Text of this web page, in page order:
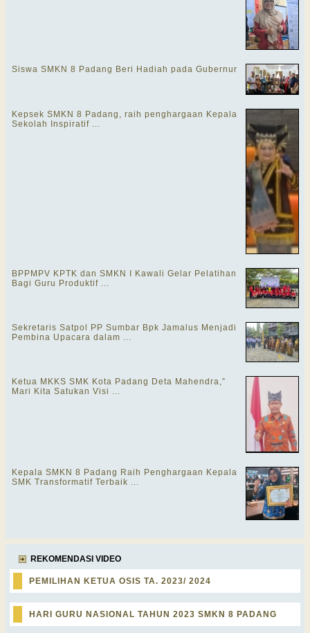
Siswa SMKN 8 Padang Beri Hadiah pada Gubernur
Kepsek SMKN 8 Padang, raih penghargaan Kepala
Sekolah Inspiratif ...
BPPMPV KPTK dan SMKN I Kawali Gelar Pelatihan
Bagi Guru Produktif ...
Sekretaris Satpol PP Sumbar Bpk Jamalus Menjadi
Pembina Upacara dalam ...
Ketua MKKS SMK Kota Padang Deta Mahendra,”
Mari Kita Satukan Visi ...
Kepala SMKN 8 Padang Raih Penghargaan Kepala
SMK Transformatif Terbaik ...
REKOMENDASI VIDEO
PEMILIHAN KETUA OSIS TA. 2023/ 2024
HARI GURU NASIONAL TAHUN 2023 SMKN 8 PADANG